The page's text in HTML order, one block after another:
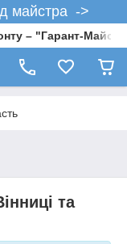
майстра ->
– "Гарант-
та